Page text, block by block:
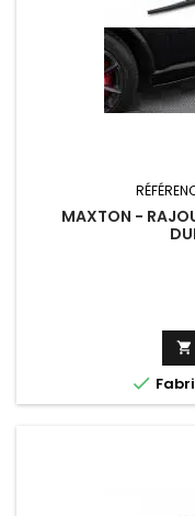
MAXTON -

